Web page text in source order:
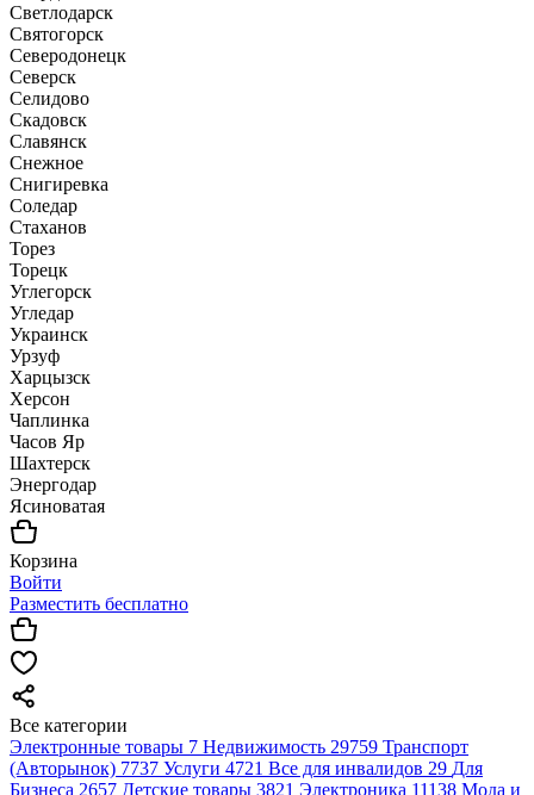
Светлодарск
Святогорск
Северодонецк
Северск
Селидово
Скадовск
Славянск
Снежное
Снигиревка
Соледар
Стаханов
Торез
Торецк
Углегорск
Угледар
Украинск
Урзуф
Харцызск
Херсон
Чаплинка
Часов Яр
Шахтерск
Энергодар
Ясиноватая
Корзина
Войти
Разместить бесплатно
Все категории
Электронные товары 7 Недвижимость 29759 Транспорт
(Авторынок) 7737 Услуги 4721 Все для инвалидов 29 Для
Бизнеса 2657 Детские товары 3821 Электроника 11138 Мода и